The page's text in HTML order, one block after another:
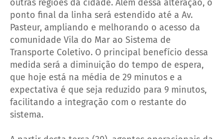
outras regiões da cidade. Além dessa alteração, o
ponto final da linha será estendido até a Av.
Pasteur, ampliando e melhorando o acesso da
comunidade Vila do Mar ao Sistema de
Transporte Coletivo. O principal benefício dessa
medida será a diminuição do tempo de espera,
que hoje está na média de 29 minutos e a
expectativa é que seja reduzido para 9 minutos,
facilitando a integração com o restante do
sistema.